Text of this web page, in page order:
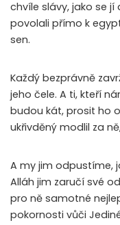
chvíle slávy, jako se jí
povolali přímo k
sen.
Každý bezprávně
jeho čele. A ti, kteří
budou kát, prosit ho
ukřivděný modlil za
A my jim odpustíme,
Alláh jim zaručí své
pro ně samotné
pokornosti vůči